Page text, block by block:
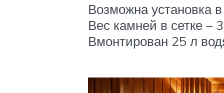
Возможна установка
Вес камней в сетке –
Вмонтирован 25 л